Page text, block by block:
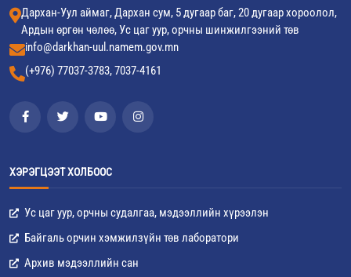
Дархан-Уул аймаг, Дархан сум, 5 дугаар баг, 20 дугаар хороолол,
Ардын өргөн чөлөө, Ус цаг уур, орчны шинжилгээний төв
info@darkhan-uul.namem.gov.mn
(+976) 77037-3783, 7037-4161
ХЭРЭГЦЭЭТ ХОЛБООС
Ус цаг уур, орчны судалгаа, мэдээллийн хүрээлэн
Байгаль орчин хэмжилзүйн төв лаборатори
Архив мэдээллийн сан